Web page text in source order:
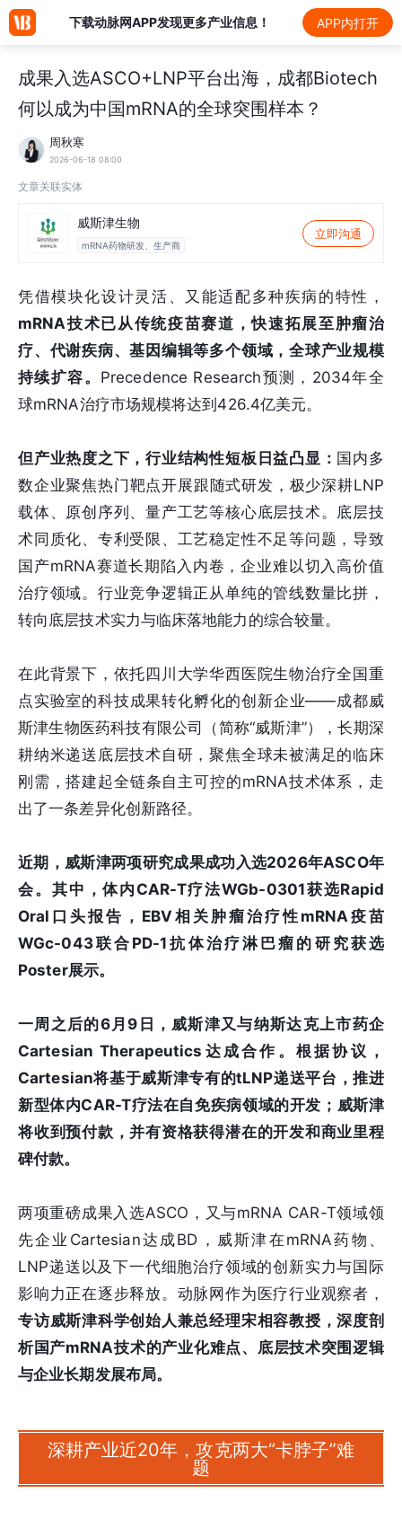
下载动脉网APP发现更多产业信息！ APP内打开
成果入选ASCO+LNP平台出海，成都Biotech
何以成为中国mRNA的全球突围样本？
周秋寒
2026-06-18 08:00
文章关联实体
威斯津生物
mRNA药物研发、生产商
立即沟通
凭借模块化设计灵活、又能适配多种疾病的特性，
mRNA技术已从传统疫苗赛道，快速拓展至肿瘤治
疗、代谢疾病、基因编辑等多个领域，全球产业规模
持续扩容。 Precedence Research预测，2034年全
球mRNA治疗市场规模将达到426.4亿美元。
但产业热度之下，行业结构性短板日益凸显： 国内多
数企业聚焦热门靶点开展跟随式研发，极少深耕LNP
载体、原创序列、量产工艺等核心底层技术。底层技
术同质化、专利受限、工艺稳定性不足等问题，导致
国产mRNA赛道长期陷入内卷，企业难以切入高价值
治疗领域。行业竞争逻辑正从单纯的管线数量比拼，
转向底层技术实力与临床落地能力的综合较量。
在此背景下，依托四川大学华西医院生物治疗全国重
点实验室的科技成果转化孵化的创新企业——成都威
斯津生物医药科技有限公司（简称“威斯津”），长期深
耕纳米递送底层技术自研，聚焦全球未被满足的临床
刚需，搭建起全链条自主可控的mRNA技术体系，走
出了一条差异化创新路径。
近期，威斯津两项研究成果成功入选2026年ASCO年
会。其中，体内CAR-T疗法WGb-0301获选Rapid
Oral口头报告，EBV相关肿瘤治疗性mRNA疫苗
WGc-043联合PD-1抗体治疗淋巴瘤的研究获选
Poster展示。
一周之后的6月9日，威斯津又与纳斯达克上市药企
Cartesian Therapeutics达成合作。根据协议，
Cartesian将基于威斯津专有的tLNP递送平台，推进
新型体内CAR-T疗法在自免疾病领域的开发；威斯津
将收到预付款，并有资格获得潜在的开发和商业里程
碑付款。
两项重磅成果入选ASCO，又与mRNA CAR-T领域领
先企业Cartesian达成BD，威斯津在mRNA药物、
LNP递送以及下一代细胞治疗领域的创新实力与国际
影响力正在逐步释放。动脉网作为医疗行业观察者，
专访威斯津科学创始人兼总经理宋相容教授，深度剖
析国产mRNA技术的产业化难点、底层技术突围逻辑
与企业长期发展布局。
深耕产业近20年，攻克两大“卡脖子”难
题